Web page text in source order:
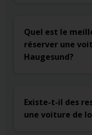
Quel est le
réserver une
Haugesund?
Existe-t-il des
une voiture de